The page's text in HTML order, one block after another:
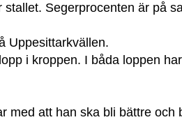
Segerprocenten är på
Uppesittarkvällen.
i kroppen. I båda loppen
att han ska bli bättre